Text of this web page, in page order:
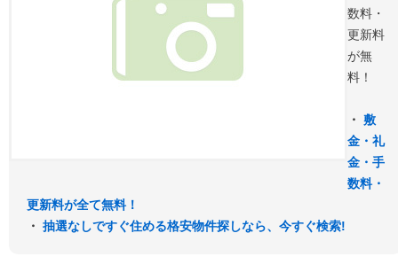
数料・
更新料
が無
料！
・ 敷
金・礼
金・手
数料・
更新料が全て無料！
・ 抽選なしですぐ住める格安物件探しなら、今すぐ検索!